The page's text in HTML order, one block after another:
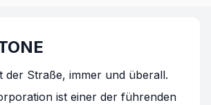
der Straße, immer und überall.
ist einer der führenden